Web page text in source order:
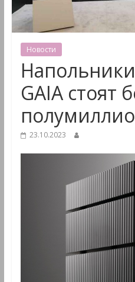
Мультимедиа
Новости
GAIA стоят
23.10.2023